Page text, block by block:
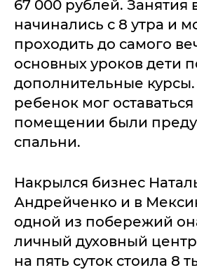
67 000 рублей. Занятия
начинались с 8 утра и
проходить до самого
основных уроков дети
дополнительные
ребенок мог
помещении были
спальни.
Накрылся бизнес
Андрейченко и в
одной из побережий
личный духовный
на пять суток стоила 8